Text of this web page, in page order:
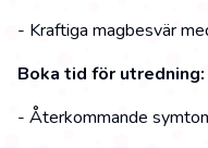
- Kraftiga magbesvär
Boka tid för utredning:
- Återkommande